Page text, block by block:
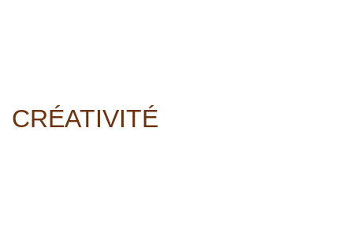
CRÉATIVITÉ